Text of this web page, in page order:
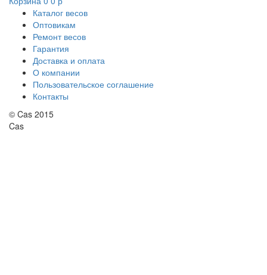
Каталог весов
Оптовикам
Ремонт весов
Гарантия
Доставка и оплата
О компании
Пользовательское соглашение
Контакты
© Cas 2015
Cas